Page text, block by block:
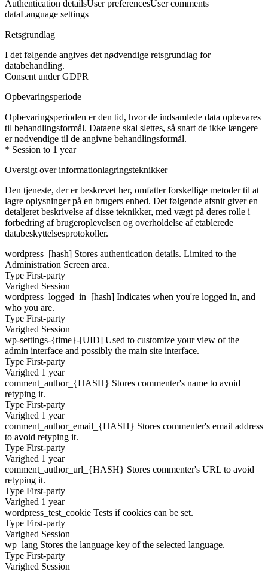
Authentication detailsUser preferencesUser comments
dataLanguage settings
Retsgrundlag
I det følgende angives det nødvendige retsgrundlag for
databehandling.
Consent under GDPR
Opbevaringsperiode
Opbevaringsperioden er den tid, hvor de indsamlede data opbevares
til behandlingsformål. Dataene skal slettes, så snart de ikke længere
er nødvendige til de angivne behandlingsformål.
* Session to 1 year
Oversigt over informationlagringsteknikker
Den tjeneste, der er beskrevet her, omfatter forskellige metoder til at
lagre oplysninger på en brugers enhed. Det følgende afsnit giver en
detaljeret beskrivelse af disse teknikker, med vægt på deres rolle i
forbedring af brugeroplevelsen og overholdelse af etablerede
databeskyttelsesprotokoller.
wordpress_[hash] Stores authentication details. Limited to the
Administration Screen area.
Type First-party
Varighed Session
wordpress_logged_in_[hash] Indicates when you're logged in, and
who you are.
Type First-party
Varighed Session
wp-settings-{time}-[UID] Used to customize your view of the
admin interface and possibly the main site interface.
Type First-party
Varighed 1 year
comment_author_{HASH} Stores commenter's name to avoid
retyping it.
Type First-party
Varighed 1 year
comment_author_email_{HASH} Stores commenter's email address
to avoid retyping it.
Type First-party
Varighed 1 year
comment_author_url_{HASH} Stores commenter's URL to avoid
retyping it.
Type First-party
Varighed 1 year
wordpress_test_cookie Tests if cookies can be set.
Type First-party
Varighed Session
wp_lang Stores the language key of the selected language.
Type First-party
Varighed Session